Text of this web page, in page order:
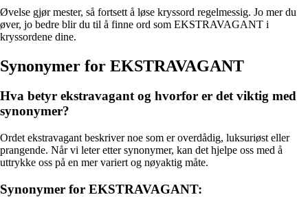
Øvelse gjør mester, så fortsett å løse kryssord regelmessig. Jo mer du
øver, jo bedre blir du til å finne ord som EKSTRAVAGANT i
kryssordene dine.
Synonymer for EKSTRAVAGANT
Hva betyr ekstravagant og hvorfor er det viktig med
synonymer?
Ordet ekstravagant beskriver noe som er overdådig, luksuriøst eller
prangende. Når vi leter etter synonymer, kan det hjelpe oss med å
uttrykke oss på en mer variert og nøyaktig måte.
Synonymer for EKSTRAVAGANT: